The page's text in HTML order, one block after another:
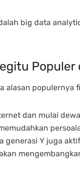
big data
Populer
alasan populernya
dan mulai
Y juga